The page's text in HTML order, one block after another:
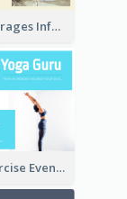
Light Beverages Informational Brochure
Bright Exercise Event Program Brochure